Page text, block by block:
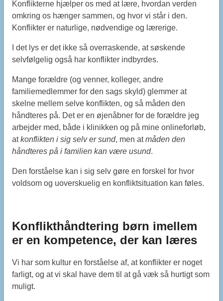
Konflikterne hjælper os med at lære, hvordan verden
omkring os hænger sammen, og hvor vi står i den.
Konflikter er naturlige, nødvendige og lærerige.
I det lys er det ikke så overraskende, at søskende
selvfølgelig også har konflikter indbyrdes.
Mange forældre (og venner, kolleger, andre
familiemedlemmer for den sags skyld) glemmer at
skelne mellem selve konflikten, og så måden den
håndteres på. Det er en øjenåbner for de forældre jeg
arbejder med, både i klinikken og på mine onlineforløb,
atkonflikten i sig selv er sund, men atmåden den
håndteres på i familien kan være usund.
Den forståelse kan i sig selv gøre en forskel for hvor
voldsom og uoverskuelig en konfliktsituation kan føles.
Konflikthåndtering børn imellem
er en kompetence, der kan læres
Vi har som kultur en forståelse af, at konflikter er noget
farligt, og at vi skal have dem til at gå væk så hurtigt som
muligt.